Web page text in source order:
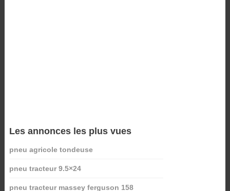
Les annonces les plus vues
pneu agricole tondeuse
pneu tracteur 9.5×24
pneu tracteur massey ferguson 158